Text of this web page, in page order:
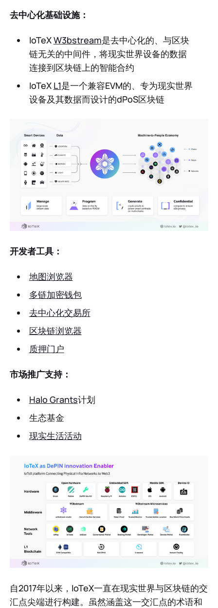
去中心化基础设施：
IoTeXW3bstream是去中心化的、与区块
链无关的中间件，将现实世界设备的数据
连接到区块链上的智能合约
IoTeX L1是一个兼容EVM的、专为现实世界
设备及其数据而设计的dPoS区块链
开发者工具：
地图浏览器
多链加密钱包
去中心化交易所
区块链浏览器
质押门户
市场推广支持：
Halo Grants计划
生态基金
现实生活活动
自2017年以来，IoTeX一直在现实世界与区块链的交
汇点尖端进行构建。虽然涵盖这一交汇点的术语和